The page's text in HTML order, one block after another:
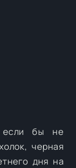
если бы не
черная
дня на